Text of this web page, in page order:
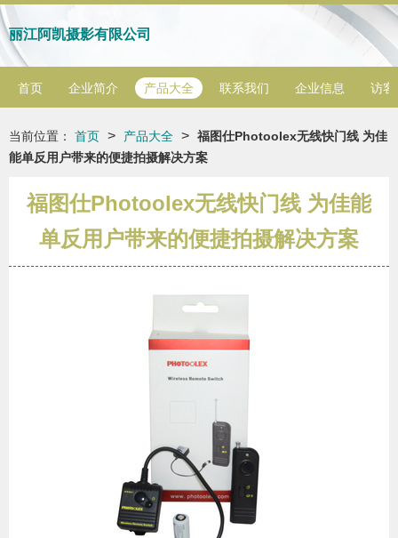
丽江阿凯摄影有限公司
首页 企业简介 产品大全 联系我们 企业信息 访客
当前位置： 首页 > 产品大全 > 福图仕Photoolex无线快门线 为佳
能单反用户带来的便捷拍摄解决方案
福图仕Photoolex无线快门线 为佳能
单反用户带来的便捷拍摄解决方案